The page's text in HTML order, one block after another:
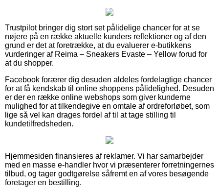
Trustpilot bringer dig stort set pålidelige chancer for at se
nøjere på en række aktuelle kunders reflektioner og af den
grund er det at foretrække, at du evaluerer e-butikkens
vurderinger af Reima – Sneakers Evaste – Yellow forud for
at du shopper.
Facebook forærer dig desuden aldeles fordelagtige chancer
for at få kendskab til online shoppens pålidelighed. Desuden
er der en række online webshops som giver kunderne
mulighed for at tilkendegive en omtale af ordreforløbet, som
lige så vel kan drages fordel af til at tage stilling til
kundetilfredsheden.
Hjemmesiden finansieres af reklamer. Vi har samarbejder
med en masse e-handler hvor vi præsenterer forretningernes
tilbud, og tager godtgørelse såfremt en af vores besøgende
foretager en bestilling.